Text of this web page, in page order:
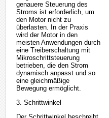
genauere Steuerung des
Stroms ist erforderlich, um
den Motor nicht zu
überlasten. In der Praxis
wird der Motor in den
meisten Anwendungen durch
eine Treiberschaltung mit
Mikroschrittsteuerung
betrieben, die den Strom
dynamisch anpasst und so
eine gleichmäßige
Bewegung ermöglicht.
3. Schrittwinkel